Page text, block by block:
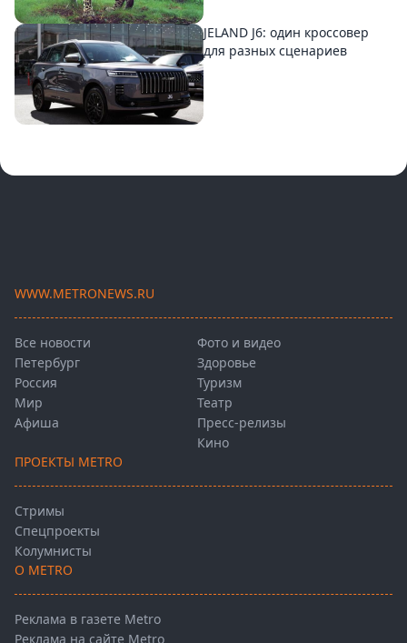
JELAND J6: один кроссовер
для разных сценариев
WWW.METRONEWS.RU
Все новости
Петербург
Россия
Мир
Афиша
Фото и видео
Здоровье
Туризм
Театр
Пресс-релизы
Кино
ПРОЕКТЫ METRO
Стримы
Спецпроекты
Колумнисты
О METRO
Реклама в газете Metro
Реклама на сайте Metro